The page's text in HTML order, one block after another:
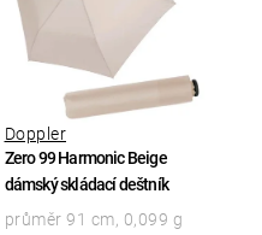
Zero 99 Harmonic Beige
dámský skládací deštník
Doppler
průměr 91 cm, 0,099 g